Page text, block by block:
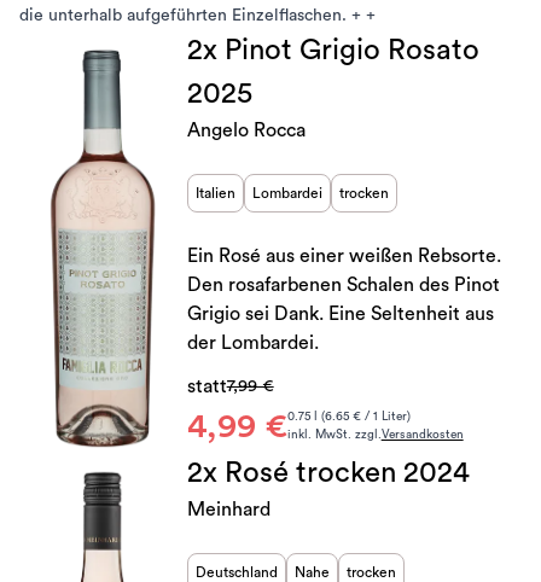
die unterhalb aufgeführten Einzelflaschen. + +
2x Pinot Grigio Rosato
2025
Angelo Rocca
Italien Lombardei trocken
Ein Rosé aus einer weißen Rebsorte.
Den rosafarbenen Schalen des Pinot
Grigio sei Dank. Eine Seltenheit aus
der Lombardei.
4,99 €
statt7,99 €
0.75 l (6.65 € / 1 Liter)
inkl. MwSt. zzgl.Versandkosten
2x Rosé trocken 2024
Meinhard
Deutschland Nahe trocken